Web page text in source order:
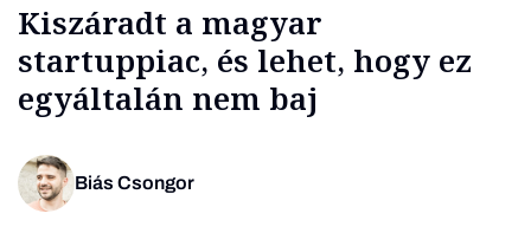
Kiszáradt a magyar
startuppiac, és lehet, hogy ez
egyáltalán nem baj
Biás Csongor